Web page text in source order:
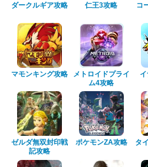
ダークルギア攻略 仁王3攻略
コ
マモンキング攻略
メトロイドプライ
ム4攻略
ゼルダ無双封印戦
記攻略
ポケモンZA攻略
タ